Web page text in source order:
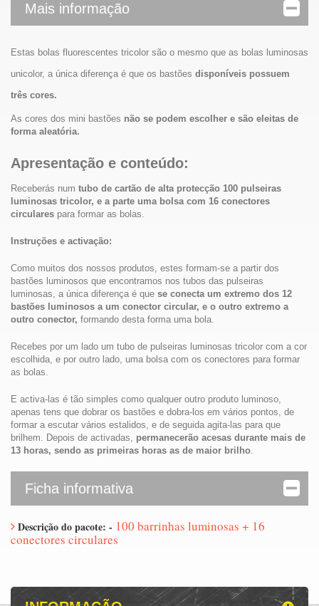
Mais informação
Estas bolas fluorescentes tricolor são o mesmo que as bolas luminosas
unicolor, a única diferença é que os bastões disponíveis possuem
três cores.
As cores dos mini bastões não se podem escolher e são eleitas de
forma aleatória.
Apresentação e conteúdo:
Receberás num tubo de cartão de alta protecção 100 pulseiras
luminosas tricolor, e a parte uma bolsa com 16 conectores
circulares para formar as bolas.
Instruções e activação:
Como muitos dos nossos produtos, estes formam-se a partir dos
bastões luminosos que encontramos nos tubos das pulseiras
luminosas, a única diferença é que se conecta um extremo dos 12
bastões luminosos a um conector circular, e o outro extremo a
outro conector, formando desta forma uma bola.
Recebes por um lado um tubo de pulseiras luminosas tricolor com a cor
escolhida, e por outro lado, uma bolsa com os conectores para formar
as bolas.
E activa-las é tão simples como qualquer outro produto luminoso,
apenas tens que dobrar os bastões e dobra-los em vários pontos, de
formar a escutar vários estalidos, e de seguida agita-las para que
brilhem. Depois de activadas, permanecerão acesas durante mais de
13 horas, sendo as primeiras horas as de maior brilho.
Ficha informativa
Descrição do pacote: - 100 barrinhas luminosas + 16
conectores circulares